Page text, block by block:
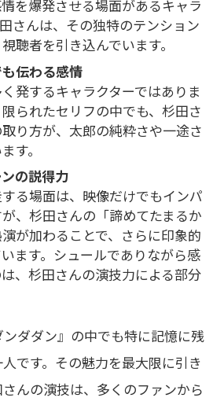
を爆発させる場面があるキャラ
さんは、その独特のテンション
聴者を引き込んでいます。
伝わる感情
発するキャラクターではありま
られたセリフの中でも、杉田さ
り方が、太郎の純粋さや一途さ
す。
の説得力
る場面は、映像だけでもインパ
、杉田さんの「諦めてたまるか
が加わることで、さらに印象的
ます。シュールでありながら感
、杉田さんの演技力による部分
ダダン』の中でも特に記憶に残
です。その魅力を最大限に引き
んの演技は、多くのファンから